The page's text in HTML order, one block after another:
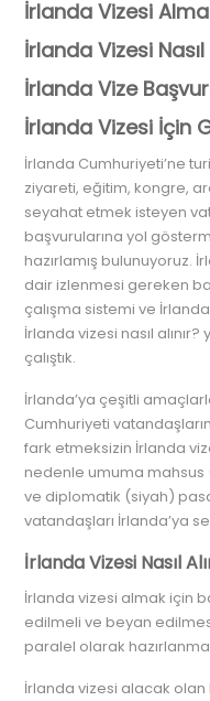
İrlanda Vizesi
İrlanda Vizesi Nasıl
İrlanda Vize
İrlanda Vizesi İçin
İrlanda Cumhuriyeti’ne
ziyareti, eğitim, kongre,
seyahat etmek isteyen
başvurularına yol
hazırlamış bulunuyoruz.
dair izlenmesi gereken
çalışma sistemi ve
İrlanda vizesi nasıl
çalıştık.
İrlanda’ya çeşitli
Cumhuriyeti
fark etmeksizin İrlanda
nedenle umuma
ve diplomatik (siyah)
vatandaşları İrlanda’ya
İrlanda Vizesi Nasıl
İrlanda vizesi almak için
edilmeli ve beyan
paralel olarak
İrlanda vizesi alacak